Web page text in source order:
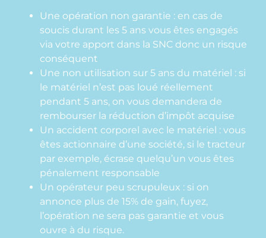
Une opération non garantie : en cas de
soucis durant les 5 ans vous êtes engagés
via votre apport dans la SNC donc un risque
conséquent
Une non utilisation sur 5 ans du matériel : si
le matériel n’est pas loué réellement
pendant 5 ans, on vous demandera de
rembourser la réduction d’impôt acquise
Un accident corporel avec le matériel : vous
êtes actionnaire d’une société, si le tracteur
par exemple, écrase quelqu’un vous êtes
pénalement responsable
Un opérateur peu scrupuleux : si on
annonce plus de 15% de gain, fuyez,
l’opération ne sera pas garantie et vous
ouvre à du risque.